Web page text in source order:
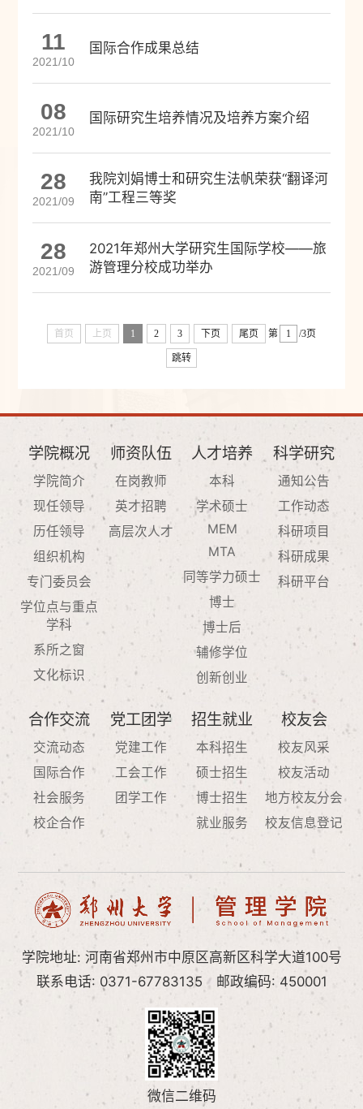
11
2021/10
国际合作成果总结
08
2021/10
国际研究生培养情况及培养方案介绍
28
2021/09
我院刘娟博士和研究生法帆荣获“翻译河
南”工程三等奖
28
2021/09
2021年郑州大学研究生国际学校——旅
游管理分校成功举办
首页 上页 1 2 3 下页 尾页 第 /3页
跳转
学院概况
学院简介
现任领导
历任领导
组织机构
专门委员会
学位点与重点
学科
系所之窗
文化标识
师资队伍
在岗教师
英才招聘
高层次人才
人才培养
本科
学术硕士
MEM
MTA
同等学力硕士
博士
博士后
辅修学位
创新创业
科学研究
通知公告
工作动态
科研项目
科研成果
科研平台
合作交流
交流动态
国际合作
社会服务
校企合作
党工团学
党建工作
工会工作
团学工作
招生就业
本科招生
硕士招生
博士招生
就业服务
校友会
校友风采
校友活动
地方校友分会
校友信息登记
学院地址: 河南省郑州市中原区高新区科学大道100号
联系电话: 0371-67783135
邮政编码: 450001
微信二维码